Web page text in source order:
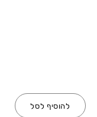
להוסיף לסל